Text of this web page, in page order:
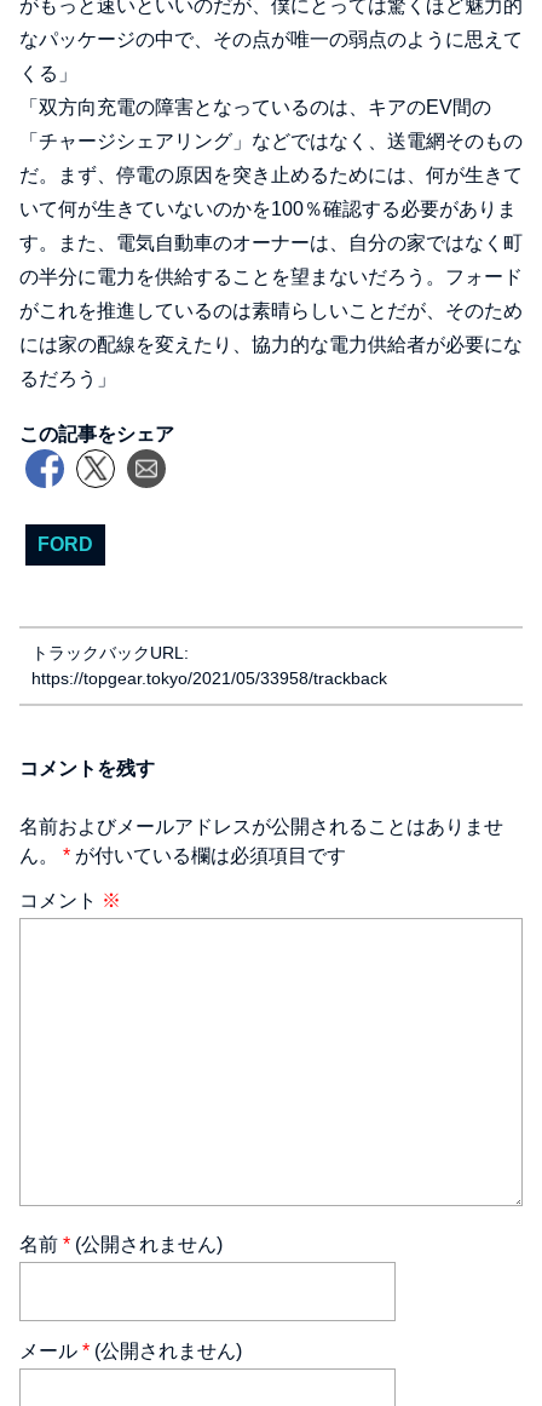
がもっと速いといいのだが、僕にとっては驚くほど魅力的
なパッケージの中で、その点が唯一の弱点のように思えて
くる」
「双方向充電の障害となっているのは、キアのEV間の
「チャージシェアリング」などではなく、送電網そのもの
だ。まず、停電の原因を突き止めるためには、何が生きて
いて何が生きていないのかを100％確認する必要がありま
す。また、電気自動車のオーナーは、自分の家ではなく町
の半分に電力を供給することを望まないだろう。フォード
がこれを推進しているのは素晴らしいことだが、そのため
には家の配線を変えたり、協力的な電力供給者が必要にな
るだろう」
この記事をシェア
FORD
トラックバックURL:
https://topgear.tokyo/2021/05/33958/trackback
コメントを残す
名前およびメールアドレスが公開されることはありませ
ん。 * が付いている欄は必須項目です
コメント ※
名前 * (公開されません)
メール * (公開されません)